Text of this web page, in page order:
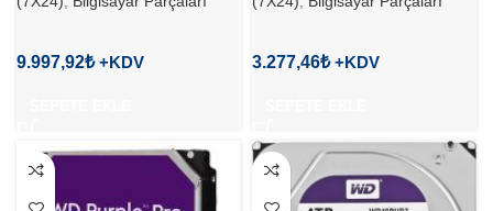
9.997,92₺ 3.277,46₺